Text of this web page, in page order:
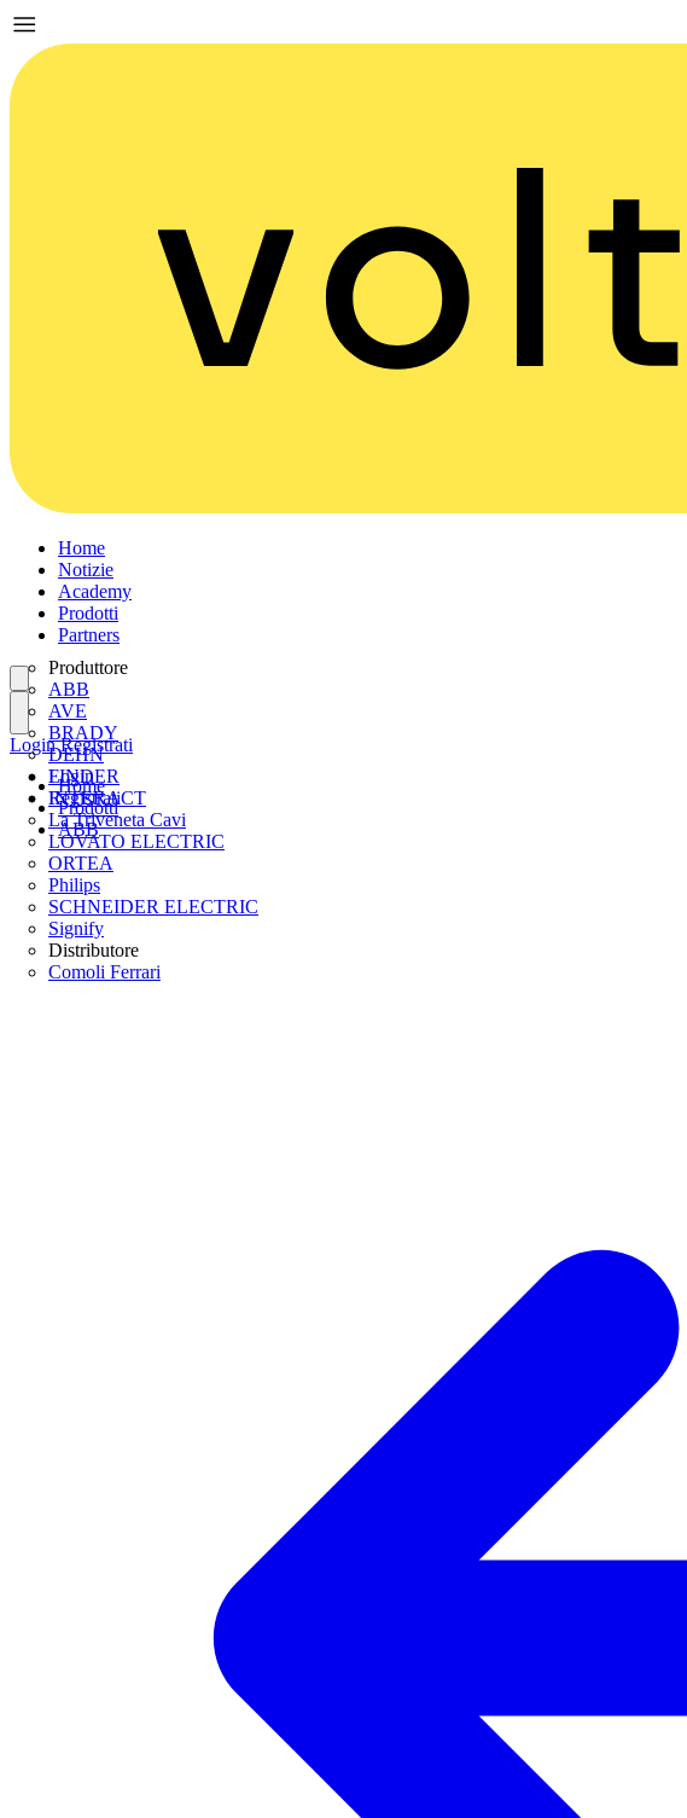
Home
Notizie
Academy
Prodotti
Partners
Produttore
ABB
AVE
BRADY
DEHN
FINDER
INTERACT
La Triveneta Cavi
LOVATO ELECTRIC
ORTEA
Philips
SCHNEIDER ELECTRIC
Signify
Distributore
Comoli Ferrari
Login
Registrati
Login Registrati
Home
Prodotti
ABB